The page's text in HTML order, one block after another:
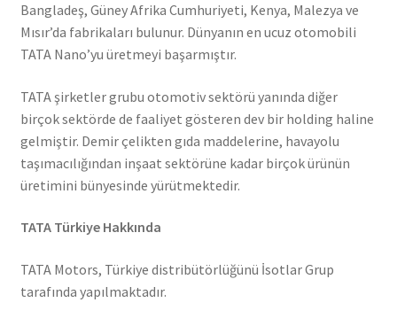
Bangladeş, Güney Afrika Cumhuriyeti, Kenya, Malezya ve
Mısır’da fabrikaları bulunur. Dünyanın en ucuz otomobili
TATA Nano’yu üretmeyi başarmıştır.
TATA şirketler grubu otomotiv sektörü yanında diğer
birçok sektörde de faaliyet gösteren dev bir holding haline
gelmiştir. Demir çelikten gıda maddelerine, havayolu
taşımacılığından inşaat sektörüne kadar birçok ürünün
üretimini bünyesinde yürütmektedir.
TATA Türkiye Hakkında
TATA Motors, Türkiye distribütörlüğünü İsotlar Grup
tarafında yapılmaktadır.